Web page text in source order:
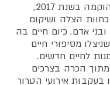
חוות קרן אור, שהוקמה בשנת 2017,
הצלה ושיקום
אדם. כיום חיים בה
מסיפורי חיים
לחיים חדשים.
הכרה בצרכים
בעקבות אירועי הטרור